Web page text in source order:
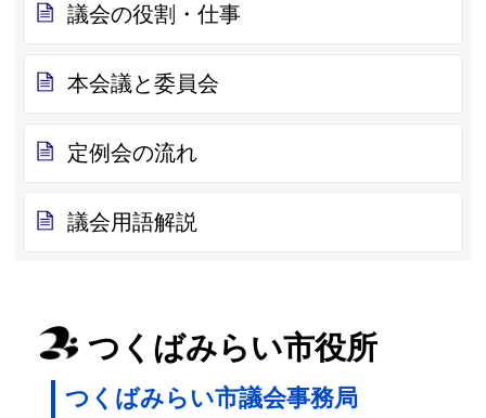
議会の役割・仕事
本会議と委員会
定例会の流れ
議会用語解説
つくばみらい市役所
つくばみらい市議会事務局